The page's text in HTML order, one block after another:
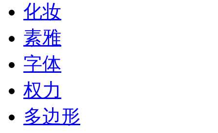
化妆
素雅
字体
权力
多边形